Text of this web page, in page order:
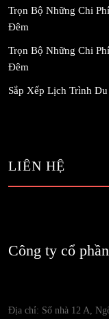
Trọn Bộ Những Chi
Đêm
Trọn Bộ Những Chi
Đêm
Sắp Xếp Lịch Trình
LIÊN HỆ
Công ty cổ
Địa chỉ: Số nhà 12 A,